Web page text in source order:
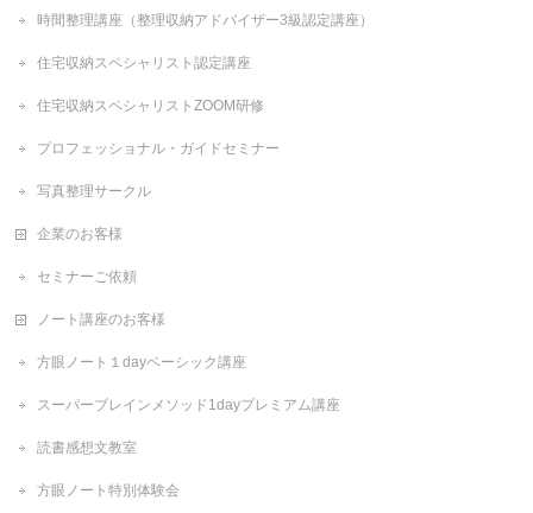
時間整理講座（整理収納アドバイザー3級認定講座）
住宅収納スペシャリスト認定講座
住宅収納スペシャリストZOOM研修
プロフェッショナル・ガイドセミナー
写真整理サークル
企業のお客様
セミナーご依頼
ノート講座のお客様
方眼ノート１dayベーシック講座
スーパーブレインメソッド1dayプレミアム講座
読書感想文教室
方眼ノート特別体験会